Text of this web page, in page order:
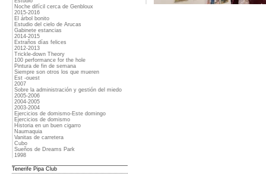
Noche difícil cerca de Genbloux
2015-2016
El árbol bonito
Estudio del cielo de Arucas
Gabinete estancias
2014-2015
Extraños días felices
2012-2013
Trickle-down Theory
100 performance for the hole
Pintura de fin de semana
Siempre son otros los que mueren
Est -ouest
2007
Sobre la administración y gestión del miedo
2005-2006
2004-2005
2003-2004
Ejercicios de domismo-Este domingo
Ejercicios de domismo
Historia en un buen cigarro
Naumaquia
Vanitas de carretera
Cubo
Sueños de Dreams Park
1998
Tenerife Pipa Club